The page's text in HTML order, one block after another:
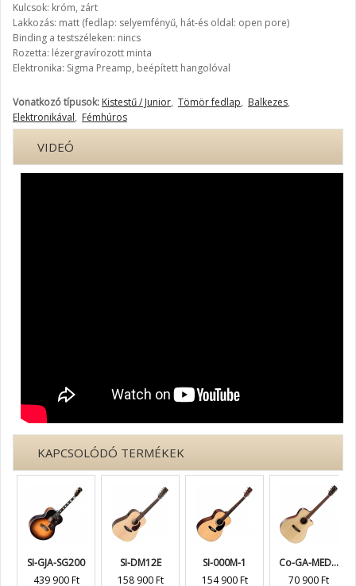
Kulcsok: króm, zárt
Lakkozás: matt (fedlap: selyemfényű, hát-és oldal: open pore)
Binding a testszéleken: nincs
Rozetta: lézergravírozott minta
Elektronika: Sigma Preamp, beépített hangolóval
Vonatkozó típusok: Kistestű / Junior, Tömör fedlap, Balkezes,
Elektronikával, Fémhúros
VIDEÓ
KAPCSOLÓDÓ TERMÉKEK
SI-GJA-SG200
439 900 Ft
SI-DM12E
158 900 Ft
SI-000M-1
154 900 Ft
Co-GA-MED...
70 900 Ft